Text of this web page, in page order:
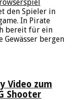
den Spieler in
In Pirate
bereit für ein
Gewässer bergen
Video zum
Shooter